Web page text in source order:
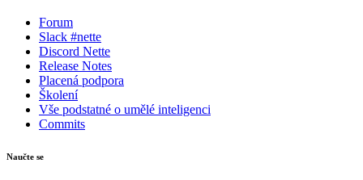
Forum
Slack #nette
Discord Nette
Release Notes
Placená podpora
Školení
Vše podstatné o umělé inteligenci
Commits
Naučte se